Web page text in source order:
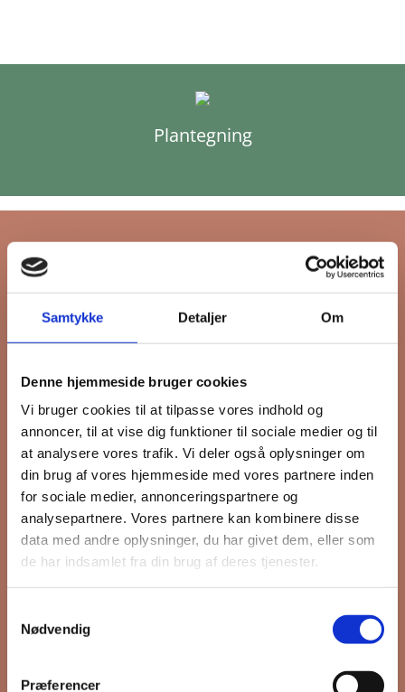
Samtykke Detaljer Om
Denne hjemmeside bruger cookies
Vi bruger cookies til at tilpasse vores indhold og
annoncer, til at vise dig funktioner til sociale medier og til
at analysere vores trafik. Vi deler også oplysninger om
din brug af vores hjemmeside med vores partnere inden
for sociale medier, annonceringspartnere og
analysepartnere. Vores partnere kan kombinere disse
data med andre oplysninger, du har givet dem, eller som
de har indsamlet fra din brug af deres tjenester.
Nødvendig
Præferencer
Plantegning
Tilmeld dig FB
nyhedsbrev
Hold dig opdateret på hvad der sker
på Grønttorvet. I vores nyhedsbrev
sender vi blandt andet invitation til
VIP Åbent Hus, når vi sætter nye
boliger til salg og udlejning, så du